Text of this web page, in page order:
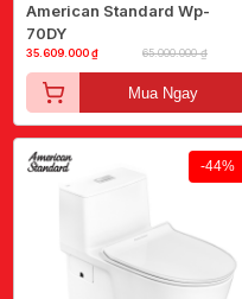
American Standard Wp-
70DY
35.609.000 ₫ 65.000.000 ₫
Mua Ngay
-44%